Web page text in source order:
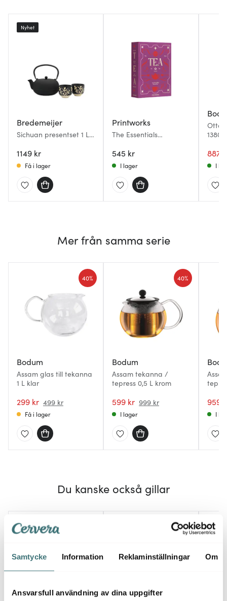
Samtycke Information Reklaminställningar Om
Ansvarsfull användning av dina uppgifter
Bredemeijer
Sichuan presentset 1 L
1149 kr
Nyhet
Få i lager
Printworks
The Essentials
545 kr
I lager
887
I
Mer från samma serie
Bodum
Assam glas till tekanna
1 L klar
299 kr 499 kr
40%
Få i lager
Bodum
Assam tekanna /
tepress 0,5 L krom
599 kr 999 kr
40%
I lager
959
I
Du kanske också gillar